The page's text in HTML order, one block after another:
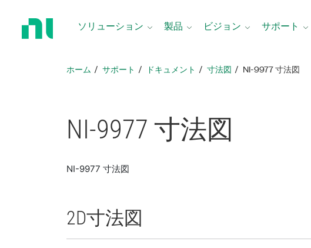
ソリューション 製品 ビジョン サポート
ホーム サポート ドキュメント 寸法図 NI-9977 寸法図
NI-9977 寸法図
NI-9977 寸法図
2D寸法図